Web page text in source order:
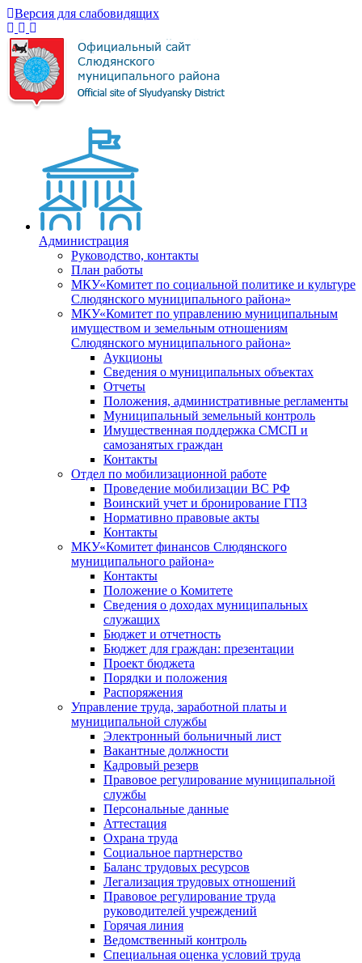
Версия для слабовидящих
Администрация
Руководство, контакты
План работы
МКУ«Комитет по социальной политике и культуре
Слюдянского муниципального района»
МКУ«Комитет по управлению муниципальным
имуществом и земельным отношениям
Слюдянского муниципального района»
Аукционы
Сведения о муниципальных объектах
Отчеты
Положения, административные регламенты
Муниципальный земельный контроль
Имущественная поддержка СМСП и
самозанятых граждан
Контакты
Отдел по мобилизационной работе
Проведение мобилизации ВС РФ
Воинский учет и бронирование ГПЗ
Нормативно правовые акты
Контакты
МКУ«Комитет финансов Слюдянского
муниципального района»
Контакты
Положение о Комитете
Сведения о доходах муниципальных
служащих
Бюджет и отчетность
Бюджет для граждан: презентации
Проект бюджета
Порядки и положения
Распоряжения
Управление труда, заработной платы и
муниципальной службы
Электронный больничный лист
Вакантные должности
Кадровый резерв
Правовое регулирование муниципальной
службы
Персональные данные
Аттестация
Охрана труда
Социальное партнерство
Баланс трудовых ресурсов
Легализация трудовых отношений
Правовое регулирование труда
руководителей учреждений
Горячая линия
Ведомственный контроль
Специальная оценка условий труда